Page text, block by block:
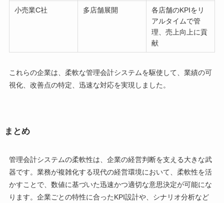
小売業C社 多店舗展開
各店舗のKPIをリ
アルタイムで管
理、売上向上に貢
献
これらの企業は、柔軟な管理会計システムを駆使して、業績の可
視化、改善点の特定、迅速な対応を実現しました。
まとめ
管理会計システムの柔軟性は、企業の経営判断を支える大きな武
器です。業務が複雑化する現代の経営環境において、柔軟性を活
かすことで、数値に基づいた迅速かつ適切な意思決定が可能にな
ります。企業ごとの特性に合ったKPI設計や、シナリオ分析など